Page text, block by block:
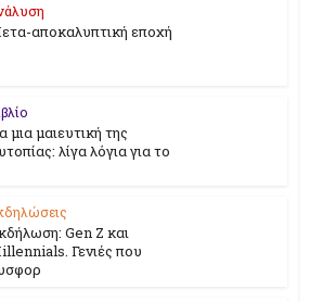
αποκαλυπτική εποχή
μια μαιευτική της
λίγα λόγια για το
Gen Z και
Γενιές που